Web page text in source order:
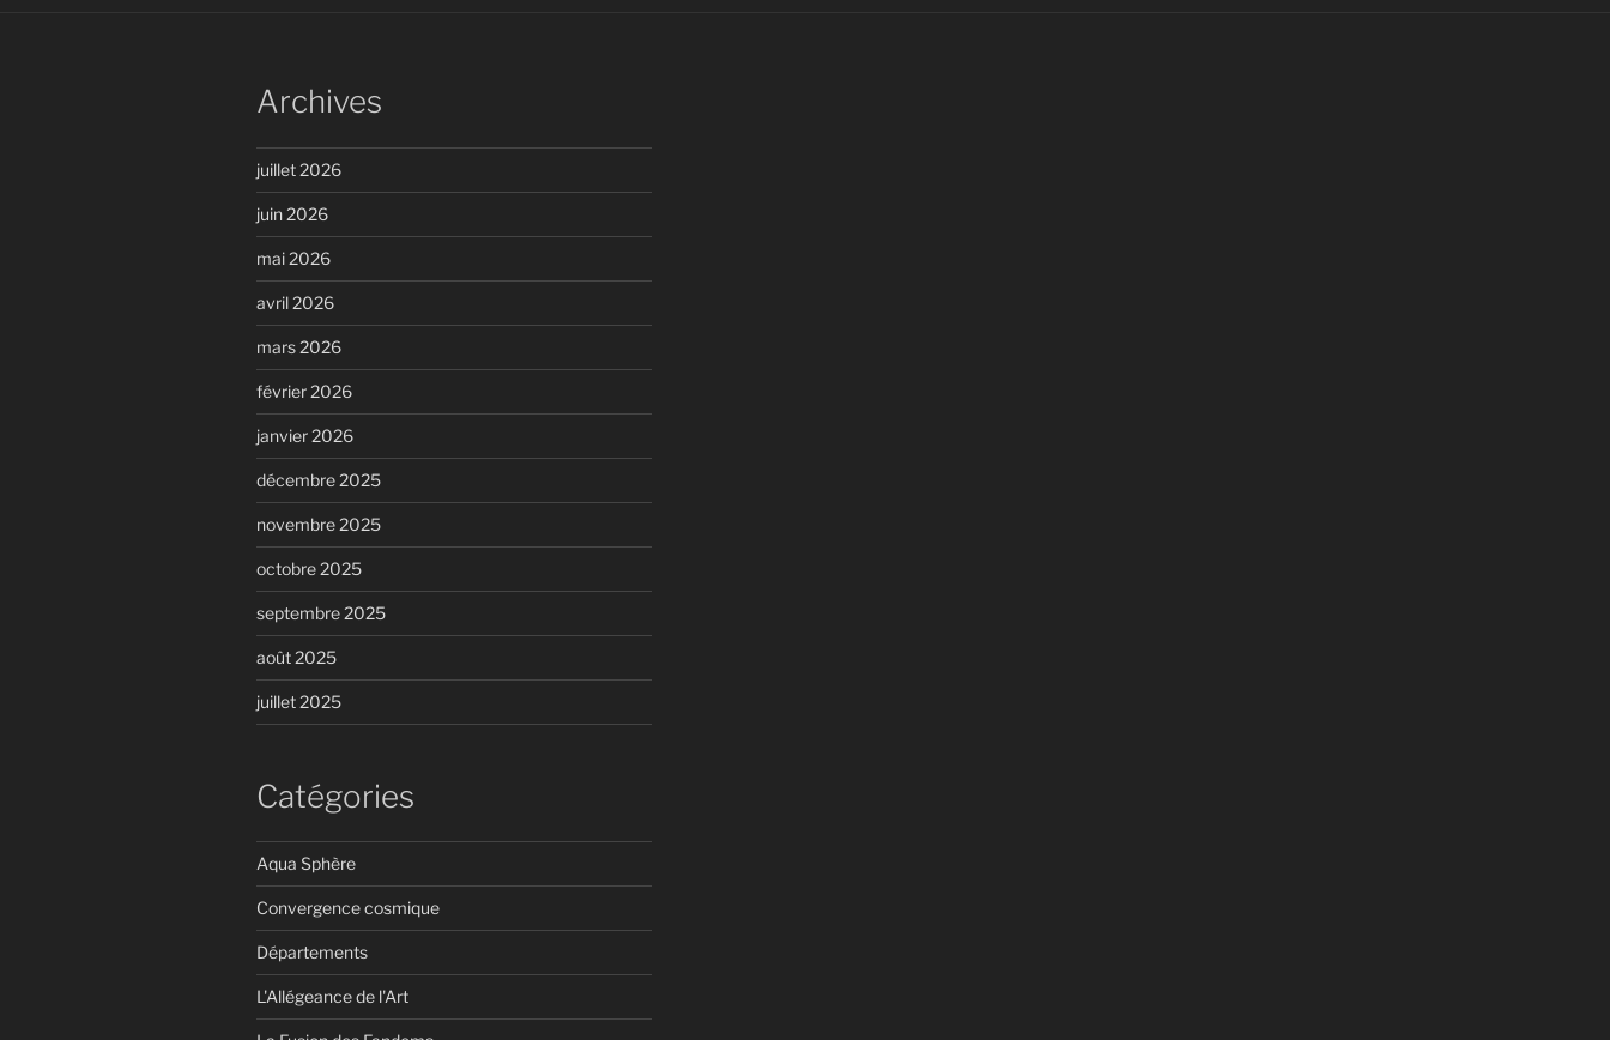
Archives
juillet 2026
juin 2026
mai 2026
avril 2026
mars 2026
février 2026
janvier 2026
décembre 2025
novembre 2025
octobre 2025
septembre 2025
août 2025
juillet 2025
Catégories
Aqua Sphère
Convergence cosmique
Départements
L'Allégeance de l'Art